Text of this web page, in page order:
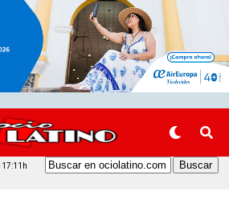
17:11h